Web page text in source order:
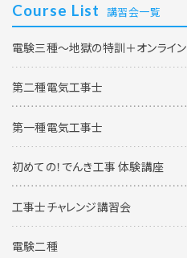
Course List 講習会一覧
電験三種～地獄の特訓＋オンライン
第二種電気工事士
第一種電気工事士
初めての！でんき工事 体験講座
工事士チャレンジ講習会
電験二種